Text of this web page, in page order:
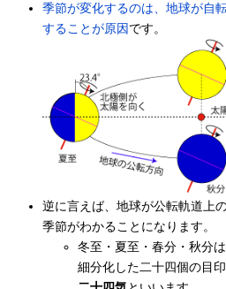
季節が変化するのは、地球が自
することが原因です。
逆に言えば、地球が公転軌道上
季節がわかることになります。
冬至・夏至・春分・秋分
細分化した二十四個の目